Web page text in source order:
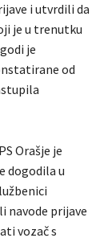
i utvrdili da
je u trenutku
je
od
Orašje je
dogodila u
navode prijave
vozač s